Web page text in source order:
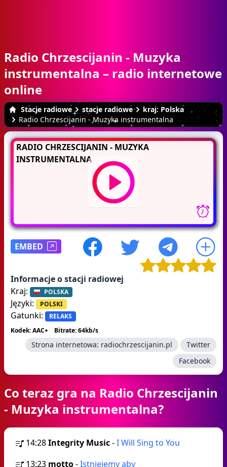
Radio Chrzescijanin - Muzyka
instrumentalna – radio internetowe
online
Stacje radiowe stacje radiowe
kraj: Polska
Radio Chrzescijanin - Muzyka instrumentalna
RADIO CHRZESCIJANIN - MUZYKA
INSTRUMENTALNA
EMBED
Informacje o stacji radiowej
Kraj:
POLSKA
Języki: POLSKI
Gatunki:
RELAKS
Kodek: AAC+
Bitrate: 64kb/s
Strona internetowa: radiochrzescijanin.pl
Twitter
Facebook
Co teraz gra na Radio Chrzescijanin
- Muzyka instrumentalna?
14:28Integrity Music-I Will Sing to You
13:23 motto-Istniejemy aby